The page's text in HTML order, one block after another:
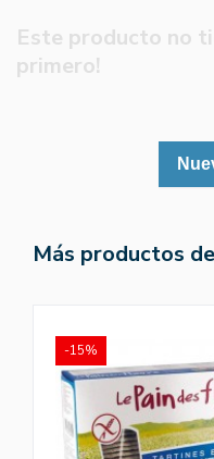
Este producto no
primero!
Más productos
-15%